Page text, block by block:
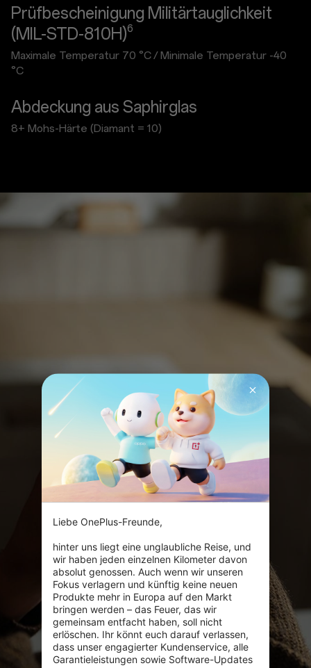
Abdeckung aus Saphirglas
8+ Mohs-Härte (Diamant = 10)
Prüfbescheinigung Militärtauglichkeit
(MIL-STD-810H)6
Maximale Temperatur 70 °C/ Minimale Temperatur -40
°C
Liebe OnePlus-Freunde,
hinter uns liegt eine unglaubliche Reise, und
wir haben jeden einzelnen Kilometer davon
absolut genossen. Auch wenn wir unseren
Fokus verlagern und künftig keine neuen
Produkte mehr in Europa auf den Markt
bringen werden – das Feuer, das wir
gemeinsam entfacht haben, soll nicht
erlöschen. Ihr könnt euch darauf verlassen,
dass unser engagierter Kundenservice, alle
Garantieleistungen sowie Software-Updates